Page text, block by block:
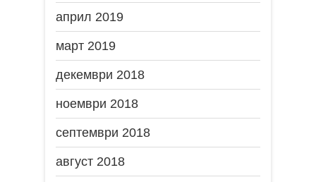
април 2019
март 2019
декември 2018
ноември 2018
септември 2018
август 2018